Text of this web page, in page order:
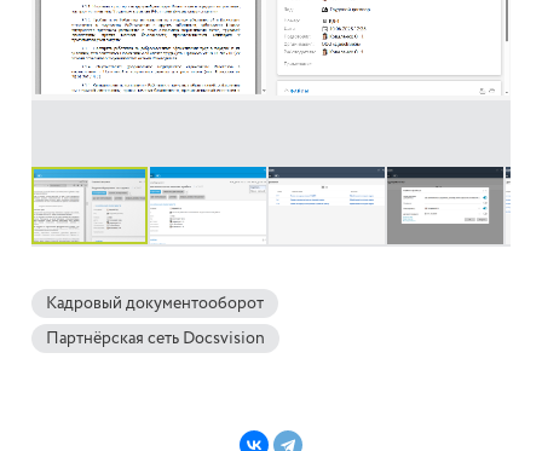
Кадровый документооборот
Партнёрская сеть Docsvision